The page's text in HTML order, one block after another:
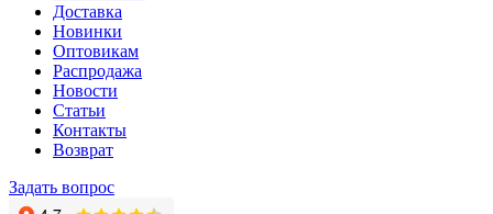
Доставка
Новинки
Оптовикам
Распродажа
Новости
Статьи
Контакты
Возврат
Задать вопрос